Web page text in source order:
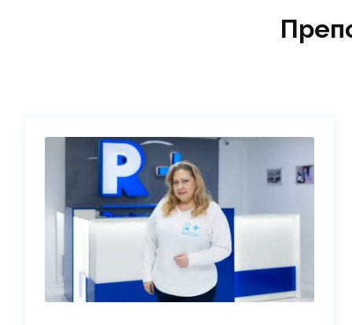
Тетянюк Татьяна Дмитриевна
Преподаватель, массажист-универсал,
инструктор лечебной физической культуры,
остеопат, эксперт-оценщик Центра